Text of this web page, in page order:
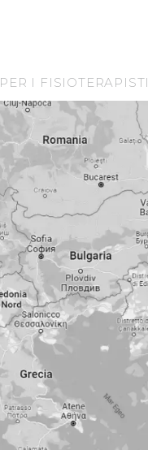
PER I FISIOTERAPISTI